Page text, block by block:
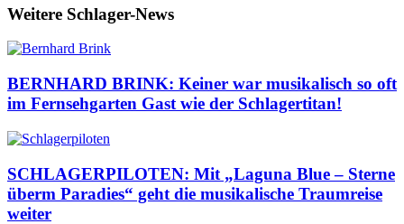
Weitere Schlager-News
BERNHARD BRINK: Keiner war musikalisch so oft
im Fernsehgarten Gast wie der Schlagertitan!
SCHLAGERPILOTEN: Mit „Laguna Blue – Sterne
überm Paradies“ geht die musikalische Traumreise
weiter